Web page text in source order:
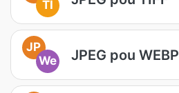
TI
JP
We
JPEG pou WEBP